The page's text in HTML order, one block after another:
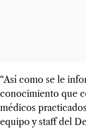
“Así como se le
conocimiento que
médicos
equipo y staff del